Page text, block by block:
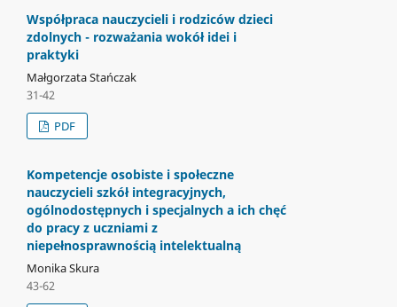
Współpraca nauczycieli i rodziców dzieci
zdolnych - rozważania wokół idei i
praktyki
Małgorzata Stańczak
31-42
PDF
Kompetencje osobiste i społeczne
nauczycieli szkół integracyjnych,
ogólnodostępnych i specjalnych a ich chęć
do pracy z uczniami z
niepełnosprawnością intelektualną
Monika Skura
43-62